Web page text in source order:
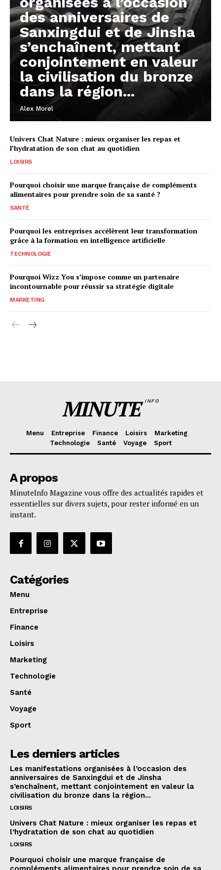
des anniversaires de
Sanxingdui et de Jinsha
s’enchaînent, mettant
conjointement en valeur
la civilisation du bronze
dans la région...
Alex Morel
Univers Chat Nature : mieux organiser les repas et
l’hydratation de son chat au quotidien
LOISIRS
Pourquoi choisir une marque française de compléments
alimentaires pour prendre soin de sa santé ?
SANTÉ
Pourquoi les entreprises accélèrent leur transformation
grâce à la formation en intelligence artificielle
TECHNOLOGIE
Pourquoi Wizz You s’impose comme un partenaire
incontournable pour réussir sa stratégie digitale
MARKETING
MINUTE INFO
Menu Entreprise Finance Loisirs
Marketing
Technologie
Santé Voyage Sport
A propos
MinuteInfo Magazine vous offre des actualités rapides et
essentielles sur divers sujets, pour rester informé en un
instant.
Catégories
Menu
Entreprise
Finance
Loisirs
Marketing
Technologie
Santé
Voyage
Sport
Les derniers articles
Les manifestations organisées à l’occasion des
anniversaires de Sanxingdui et de Jinsha
s’enchaînent, mettant conjointement en valeur la
civilisation du bronze dans la région...
LOISIRS
Univers Chat Nature : mieux organiser les repas et
l’hydratation de son chat au quotidien
LOISIRS
Pourquoi choisir une marque française de